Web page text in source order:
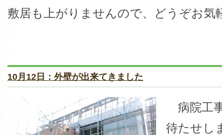
敷居も上がりませんので、どうぞお気
10月12日：外壁が出来てきました
病院工
待たせし